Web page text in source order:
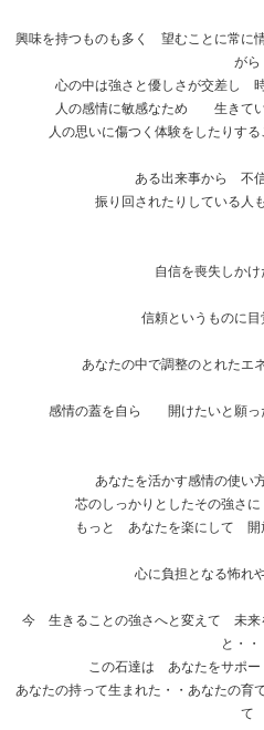
興味を持つものも多く 望むことに常に
がら
心の中は強さと優しさが交差し
人の感情に敏感なため 生きて
人の思いに傷つく体験をしたりす
ある出来事から 不
振り回されたりしている人
自信を喪失しかけ
信頼というものに目
あなたの中で調整のとれたエ
感情の蓋を自ら 開けたいと願っ
あなたを活かす感情の使い
芯のしっかりとしたその強さ
もっと あなたを楽にして 開
心に負担となる怖れ
今 生きることの強さへと変えて 未来
と・・
この石達は あなたをサポー
あなたの持って生まれた・・あなたの
て